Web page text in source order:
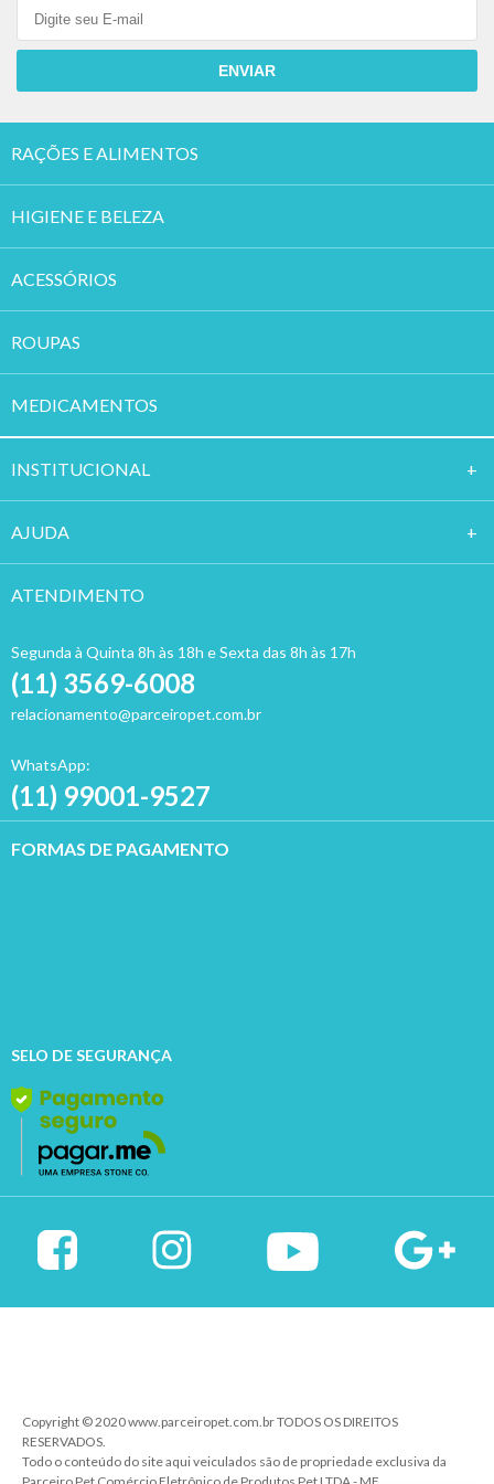
ENVIAR
RAÇÕES E ALIMENTOS
HIGIENE E BELEZA
ACESSÓRIOS
ROUPAS
MEDICAMENTOS
INSTITUCIONAL
AJUDA
ATENDIMENTO
Segunda à Quinta 8h às 18h e Sexta das 8h às 17h
(11) 3569-6008
relacionamento@parceiropet.com.br
WhatsApp:
(11) 99001-9527
FORMAS DE PAGAMENTO
SELO DE SEGURANÇA
Copyright © 2020 www.parceiropet.com.br TODOS OS DIREITOS
RESERVADOS.
Todo o conteúdo do site aqui veiculados são de propriedade exclusiva da